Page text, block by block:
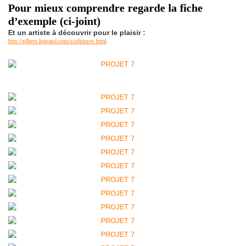
Pour mieux comprendre regarde la fiche
d’exemple (ci-joint)
Et un artiste à découvrir pour le plaisir :
http://gilbert-legrand.com/sculptures.html